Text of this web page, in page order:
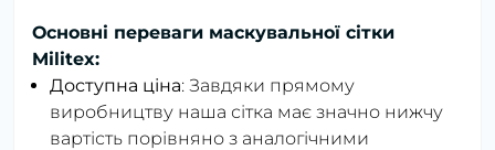
Основні переваги маскувальної сітки
Militex:
Доступна ціна: Завдяки прямому
виробництву наша сітка має значно нижчу
вартість порівняно з аналогічними